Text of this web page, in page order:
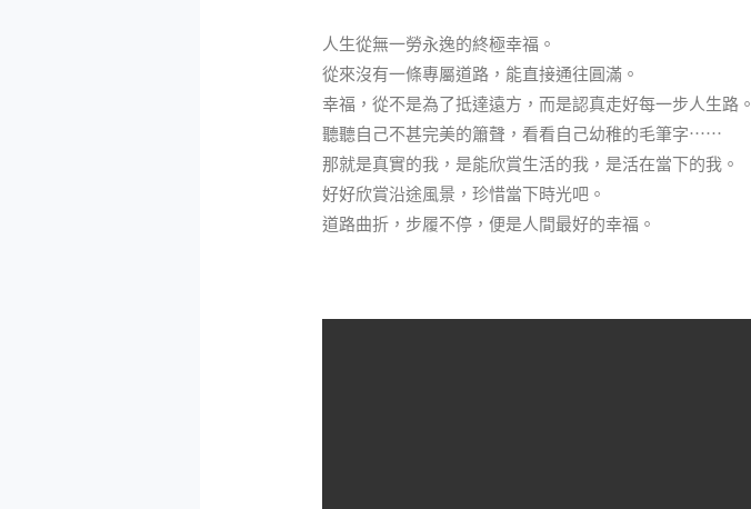
人生從無一勞永逸的終極幸福。
從來沒有一條專屬道路，能直接通往圓滿。
幸福，從不是為了抵達遠方，而是認真走好每一步人生路。
聽聽自己不甚完美的簫聲，看看自己幼稚的毛筆字⋯⋯
那就是真實的我，是能欣賞生活的我，是活在當下的我。
好好欣賞沿途風景，珍惜當下時光吧。
道路曲折，步履不停，便是人間最好的幸福。